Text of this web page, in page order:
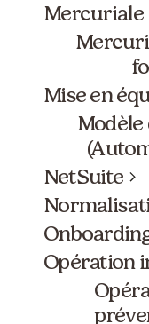
Mercuriale
Mise en
NetSuite
Opération